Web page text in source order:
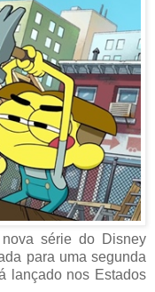
série do Disney
para uma segunda
lançado nos Estados